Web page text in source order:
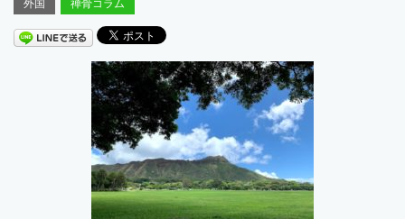
外国 禅骨コラム